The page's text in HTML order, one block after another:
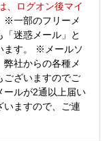
、ログオン後マイ
※一部のフリーメ
迷惑メール」と
す。
※メールソ
社からの各種メ
ございますのでご
ルが2通以上届い
いますので、ご連